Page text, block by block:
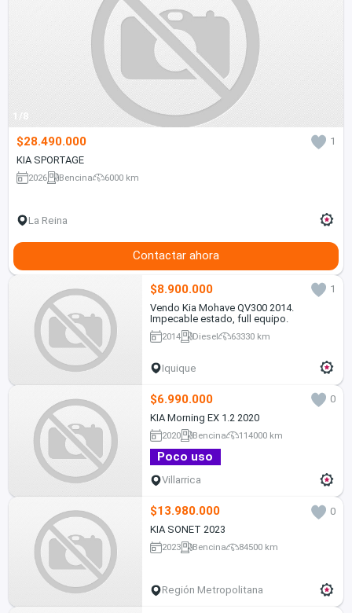
1/8
$28.490.000
1
KIA SPORTAGE
2026 Bencina 6000 km
La Reina
Contactar ahora
$8.900.000
1
Vendo Kia Mohave QV300 2014.
Impecable estado, full equipo.
2014 Diesel 63330 km
Iquique
$6.990.000
0
KIA Morning EX 1.2 2020
2020 Bencina 114000 km
Poco uso
Villarrica
$13.980.000
0
KIA SONET 2023
2023 Bencina 84500 km
Región Metropolitana